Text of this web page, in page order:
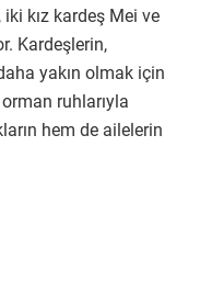
kız kardeş Mei ve
Kardeşlerin,
yakın olmak için
orman ruhlarıyla
hem de ailelerin